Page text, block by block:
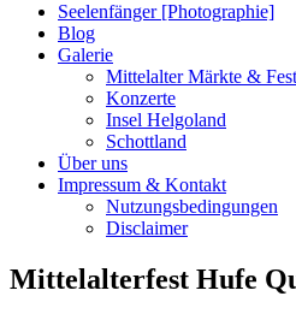
Seelenfänger [Photographie]
Blog
Galerie
Mittelalter Märkte &
Konzerte
Insel Helgoland
Schottland
Über uns
Impressum & Kontakt
Nutzungsbedingungen
Disclaimer
Mittelalterfest Hufe